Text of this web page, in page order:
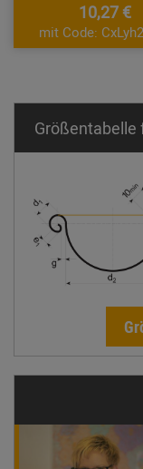
10,27 €
mit Code:
Größentabelle